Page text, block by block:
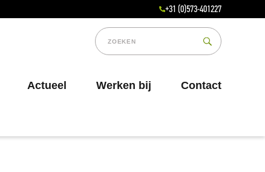
+31 (0)573-401227
Actueel Werken bij Contact